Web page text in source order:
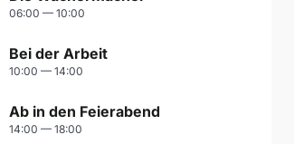
06:00 — 10:00
Bei der Arbeit
10:00 — 14:00
Ab in den Feierabend
14:00 — 18:00